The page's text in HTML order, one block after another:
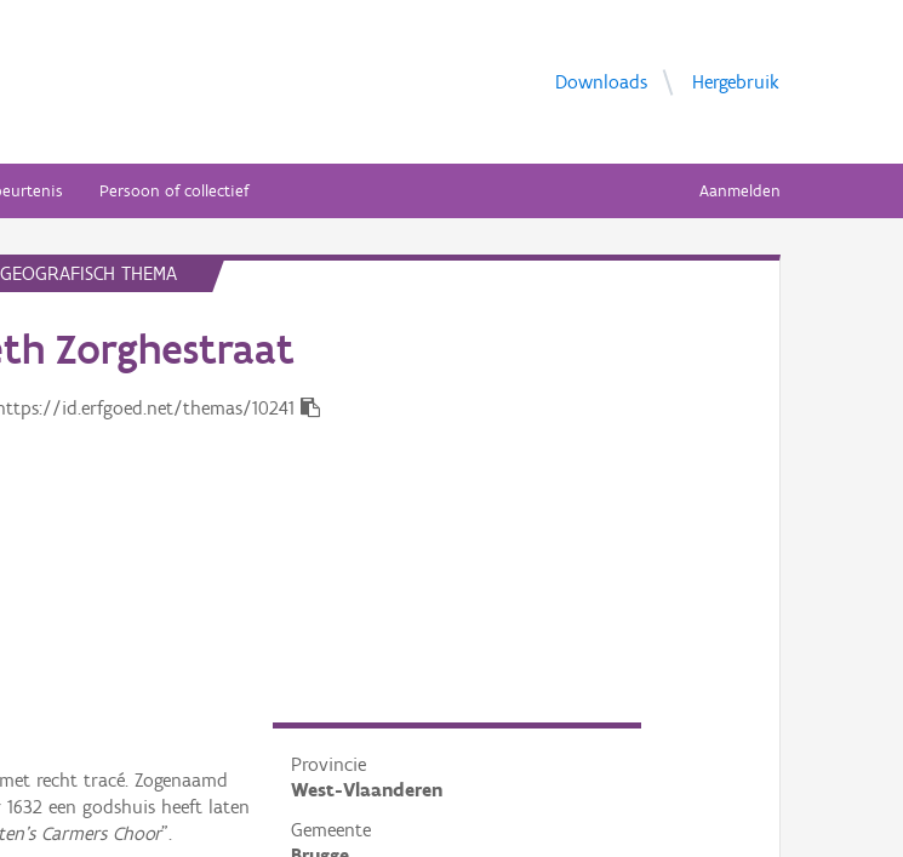
Downloads Hergebruik
Persoon of collectief Aanmelden
GEOGRAFISCH THEMA
Zorghestraat
id.erfgoed.net/themas/10241
Provincie
West-Vlaanderen
Gemeente
recht tracé. Zogenaamd
een godshuis heeft laten
Carmers Choor".